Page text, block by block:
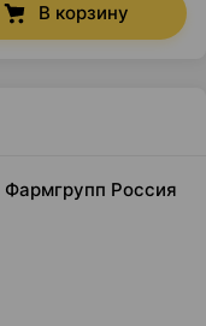
В корзину
Россия